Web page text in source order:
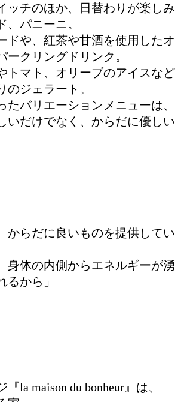
ッチのほか、日替わりが楽しみ
、パニーニ。
ドや、紅茶や甘酒を使用したオ
ークリングドリンク。
トマト、オリーブのアイスなど
のジェラート。
たバリエーションメニューは、
いだけでなく、からだに優しい
からだに良いものを提供してい
身体の内側からエネルギーが湧
るから」
la maison du bonheur』は、